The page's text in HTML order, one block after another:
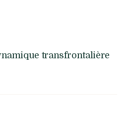
transfrontalière